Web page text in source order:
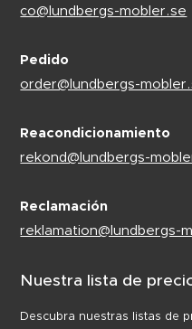
co@lundbergs-mobler.se
Pedido
order@lundbergs-
Reacondicionamiento
rekond@lundbergs-
Reclamación
reklamation@lundbergs-
Nuestra lista de
Descubra nuestras listas de